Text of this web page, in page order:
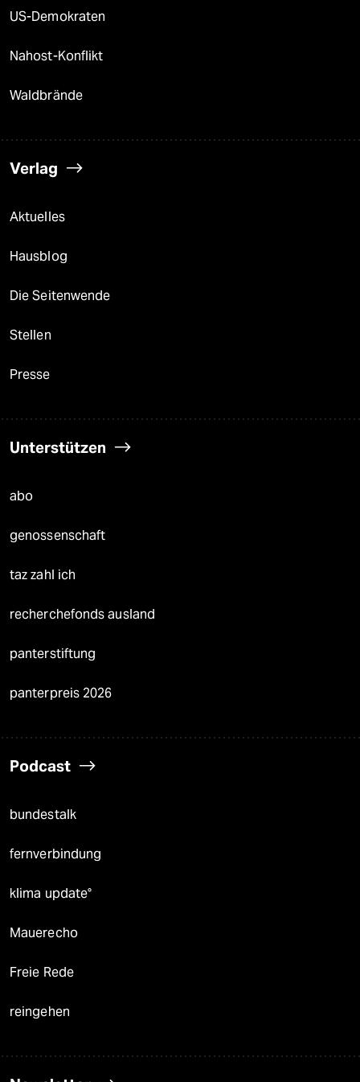
US-Demokraten
Nahost-Konflikt
Waldbrände
Verlag
Aktuelles
Hausblog
Die Seitenwende
Stellen
Presse
Unterstützen
abo
genossenschaft
taz zahl ich
recherchefonds ausland
panterstiftung
panterpreis 2026
Podcast
bundestalk
fernverbindung
klima update°
Mauerecho
Freie Rede
reingehen